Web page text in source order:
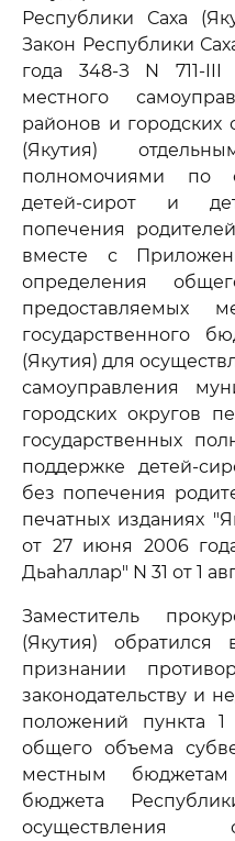
Республики Саха
Закон Республики
года 348-З N 711-
местного
районов и городских
(Якутия)
полномочиями по
детей-сирот и
попечения
вместе с
определения
предоставляемых
государственного
(Якутия) для
самоуправления
городских округов
государственных
поддержке детей-
без попечения
печатных изданиях
от 27 июня 2006
Дьаhаллар" N 31 от 1
Заместитель
(Якутия)
признании
законодательству и
положений пункта
общего объема
местным бюджетам
бюджета
осуществления